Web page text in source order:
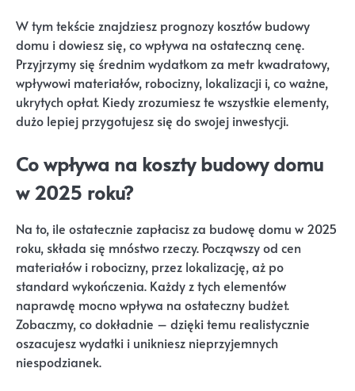
W tym tekście znajdziesz prognozy kosztów budowy
domu i dowiesz się, co wpływa na ostateczną cenę.
Przyjrzymy się średnim wydatkom za metr kwadratowy,
wpływowi materiałów, robocizny, lokalizacji i, co ważne,
ukrytych opłat. Kiedy zrozumiesz te wszystkie elementy,
dużo lepiej przygotujesz się do swojej inwestycji.
Co wpływa na koszty budowy domu
w 2025 roku?
Na to, ile ostatecznie zapłacisz za budowę domu w 2025
roku, składa się mnóstwo rzeczy. Począwszy od cen
materiałów i robocizny, przez lokalizację, aż po
standard wykończenia. Każdy z tych elementów
naprawdę mocno wpływa na ostateczny budżet.
Zobaczmy, co dokładnie – dzięki temu realistycznie
oszacujesz wydatki i unikniesz nieprzyjemnych
niespodzianek.